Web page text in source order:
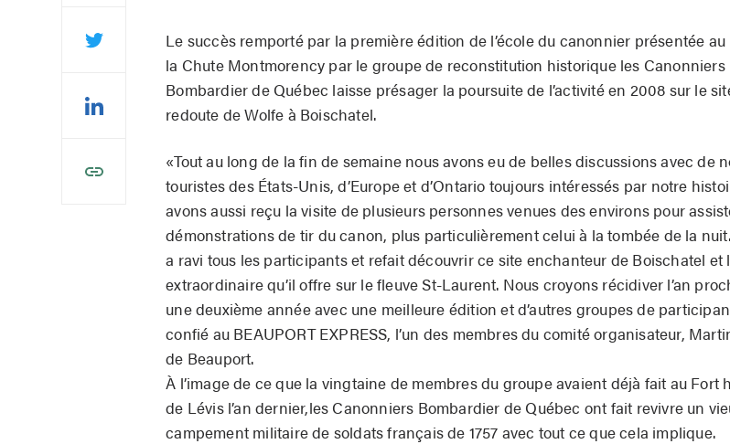
Le succès remporté par la première édition de l’école du canonnier présentée
la Chute Montmorency par le groupe de reconstitution historique les Canonniers
Bombardier de Québec laisse présager la poursuite de l’activité en 2008 sur le
redoute de Wolfe à Boischatel.
«Tout au long de la fin de semaine nous avons eu de belles discussions avec de
touristes des États-Unis, d’Europe et d’Ontario toujours intéressés par notre
avons aussi reçu la visite de plusieurs personnes venues des environs pour
démonstrations de tir du canon, plus particulièrement celui à la tombée de la
a ravi tous les participants et refait découvrir ce site enchanteur de Boischatel et
extraordinaire qu’il offre sur le fleuve St-Laurent. Nous croyons récidiver l’an
une deuxième année avec une meilleure édition et d’autres groupes de
confié au BEAUPORT EXPRESS, l’un des membres du comité organisateur,
de Beauport.
À l’image de ce que la vingtaine de membres du groupe avaient déjà fait au Fort
de Lévis l’an dernier,les Canonniers Bombardier de Québec ont fait revivre un
campement militaire de soldats français de 1757 avec tout ce que cela implique.